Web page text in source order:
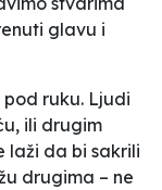
glavu i
ruku. Ljudi
ili drugim
laži da bi sakrili
drugima – ne